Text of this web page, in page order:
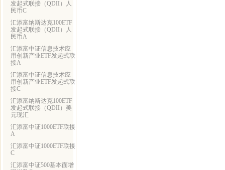
发起式联接（QDII）人
民币C
汇添富纳斯达克100ETF
发起式联接（QDII）人
民币A
汇添富中证信息技术应
用创新产业ETF发起式联
接A
汇添富中证信息技术应
用创新产业ETF发起式联
接C
汇添富纳斯达克100ETF
发起式联接（QDII）美
元现汇
汇添富中证1000ETF联接
A
汇添富中证1000ETF联接
C
汇添富中证500基本面增